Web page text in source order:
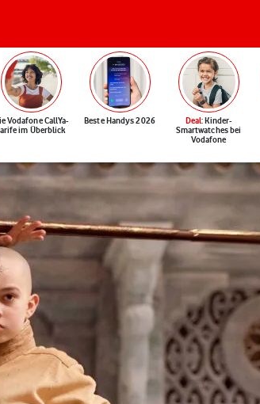
Vodafone CallYa-
im Überblick
Beste Handys 2026 Deal: Kinder-
Smartwatches bei
Vodafone